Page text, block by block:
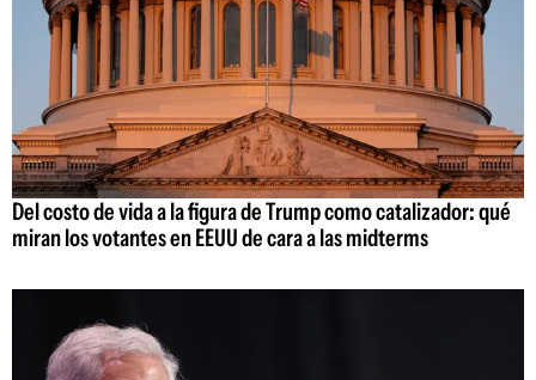
Del costo de vida a la figura de Trump como catalizador: qué
miran los votantes en EEUU de cara a las midterms